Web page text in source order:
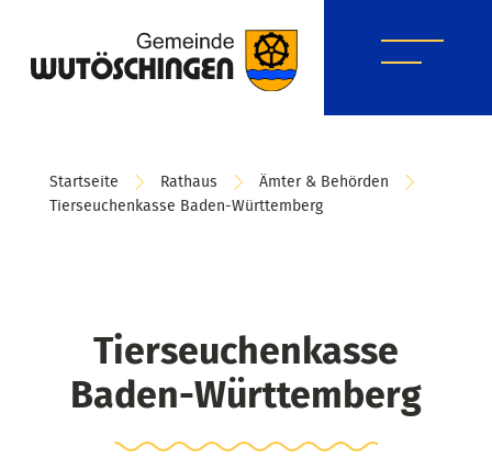
Startseite Rathaus
Ämter & Behörden
Tierseuchenkasse Baden-Württemberg
Tierseuchenkasse
Baden-Württemberg